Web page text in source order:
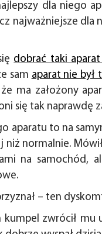
dla niego
najważniejsze dla
dobrać taki aparat
sam aparat nie był
że ma założony
oni się tak
aparatu to na
niż normalnie.
na samochód,
– ten
zwrócił mu